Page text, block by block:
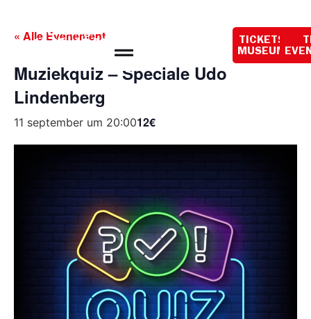
vandaag:
TICKETS
MUSEUM
« Alle Evenementen
Muziekquiz – Speciale Udo
Lindenberg
11 september um 20:0012€